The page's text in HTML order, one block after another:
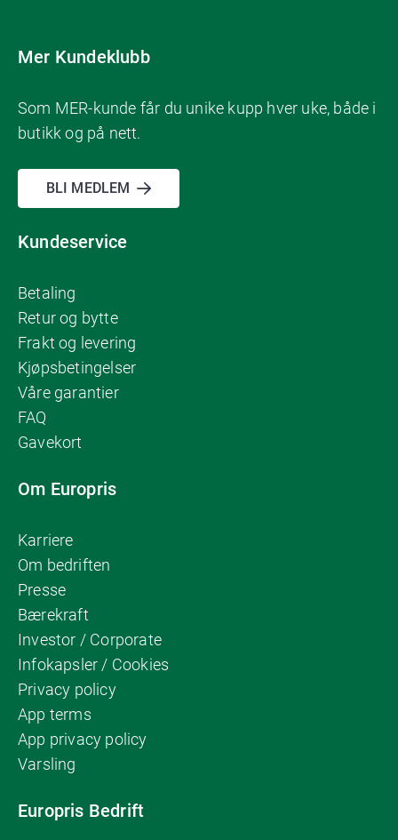
Mer Kundeklubb
Som MER-kunde får du unike kupp hver uke, både i
butikk og på nett.
BLI MEDLEM
Kundeservice
Betaling
Retur og bytte
Frakt og levering
Kjøpsbetingelser
Våre garantier
FAQ
Gavekort
Om Europris
Karriere
Om bedriften
Presse
Bærekraft
Investor / Corporate
Infokapsler / Cookies
Privacy policy
App terms
App privacy policy
Varsling
Europris Bedrift